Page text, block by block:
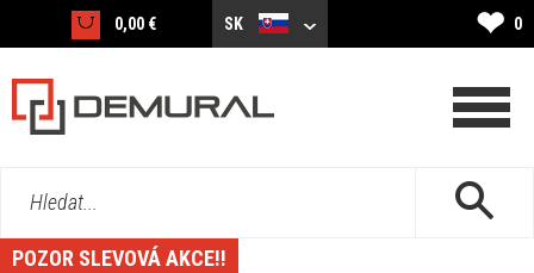
0,00 € SK ❤ 0
Hledat...
POZOR SLEVOVÁ AKCE!!